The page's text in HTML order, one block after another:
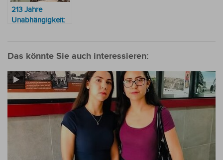
213 Jahre
Unabhängigkeit:
Korruption?
Das könnte Sie auch interessieren: